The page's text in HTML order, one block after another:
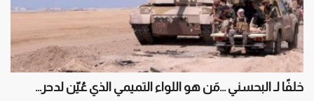
خلفًا لـ البحسني ...مَن هو اللواء التميمي الذي عُيّن لدحر...